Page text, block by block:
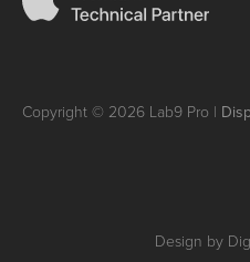
Copyright © 2026 Lab9 Pro |
Design by